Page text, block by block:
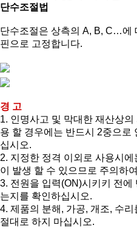
단수조절법
단수조절은 상측의 A, B, C…에
핀으로 고정합니다.
경 고
1. 인명사고 및 막대한 재산상
용 할 경우에는 반드시 2중으로
십시오.
2. 지정한 정격 이외로 사용시
이 발생 할 수 있으므로 주의하
3. 전원을 입력(ON)시키키 전에
는지를 확인하십시오.
4. 제품의 분해, 가공, 개조, 수
절대로 하지 마십시오.